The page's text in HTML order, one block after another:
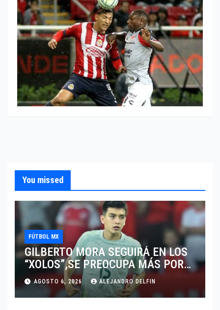
You missed
FÚTBOL MX
GILBERTO MORA SEGUIRÁ EN LOS
“XOLOS”,SE PREOCUPA MÁS POR
JUGAR EN SU EQUIPO.
AGOSTO 6, 2026 ALEJANDRO DELFIN